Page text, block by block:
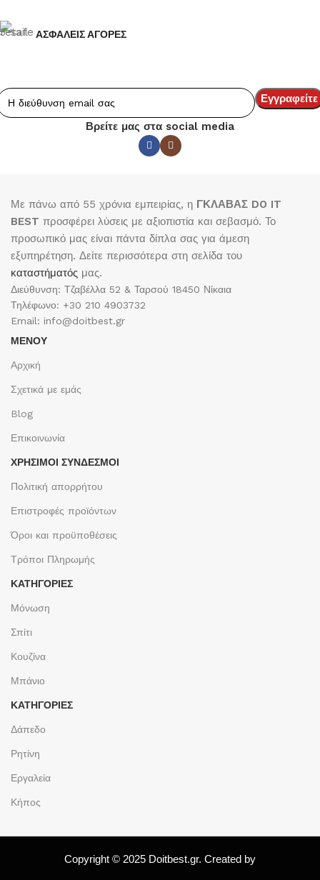
ΑΣΦΑΛΕΙΣ ΑΓΟΡΕΣ
Βρείτε μας στα social media
Με πάνω από 55 χρόνια εμπειρίας, η ΓΚΛΑΒΑΣ DO IT
BEST προσφέρει λύσεις με αξιοπιστία και σεβασμό. Το
προσωπικό μας είναι πάντα δίπλα σας για άμεση
εξυπηρέτηση. Δείτε περισσότερα στη σελίδα του
καταστήματός μας.
Διεύθυνση: Τζαβέλλα 52 & Ταρσού 18450 Νίκαια
Τηλέφωνο: +30 210 4903732
Email: info@doitbest.gr
ΜΕΝΟΥ
Αρχική
Σχετικά με εμάς
Blog
Επικοινωνία
ΧΡΉΣΙΜΟΙ ΣΎΝΔΕΣΜΟΙ
Πολιτική απορρήτου
Επιστροφές προϊόντων
Όροι και προϋποθέσεις
Τρόποι Πληρωμής
ΚΑΤΗΓΟΡΙΕΣ
Μόνωση
Σπίτι
Κουζίνα
Μπάνιο
ΚΑΤΗΓΟΡΙΕΣ
Δάπεδο
Ρητίνη
Εργαλεία
Κήπος
Copyright © 2025 Doitbest.gr. Created by